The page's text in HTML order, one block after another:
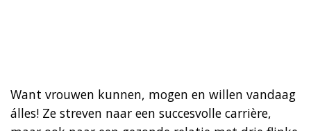
Want vrouwen kunnen, mogen en willen vandaag
álles! Ze streven naar een succesvolle carrière,